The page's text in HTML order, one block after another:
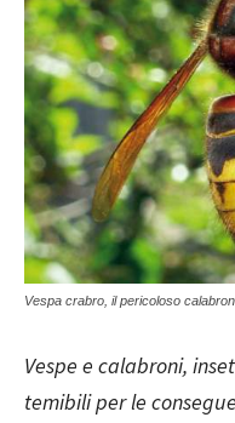
Vespa crabro, il pericoloso
Vespe e calabroni,
temibili per le